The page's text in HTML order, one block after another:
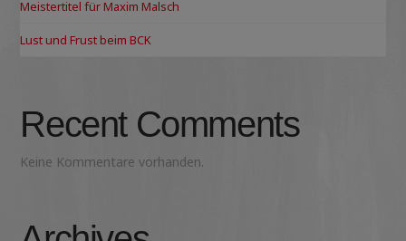
Meistertitel für Maxim Malsch
Lust und Frust beim BCK
Recent Comments
Keine Kommentare vorhanden.